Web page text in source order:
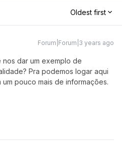
Oldest first
Forum|Forum|3 years ago
nos dar um exemplo de
Pra podemos logar aqui
pouco mais de informações.